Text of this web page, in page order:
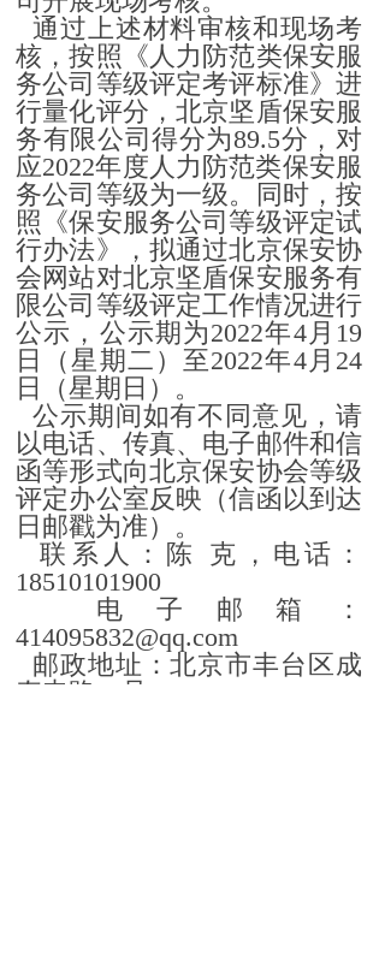
通过上述材料审核和现场考
核，按照《人力防范类保安服
务公司等级评定考评标准》进
行量化评分，北京坚盾保安服
务有限公司得分为89.5分，对
应2022年度人力防范类保安服
务公司等级为一级。同时，按
照《保安服务公司等级评定试
行办法》，拟通过北京保安协
会网站对北京坚盾保安服务有
限公司等级评定工作情况进行
公示，公示期为2022年4月19
日（星期二）至2022年4月24
日（星期日）。
公示期间如有不同意见，请
以电话、传真、电子邮件和信
函等形式向北京保安协会等级
评定办公室反映（信函以到达
日邮戳为准）。
联系人：陈 克，电话：
18510101900
电子邮箱：
414095832@qq.com
邮政地址：北京市丰台区成
寿寺路23号